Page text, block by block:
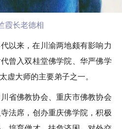
霞长老德相
以来，在川渝两地颇有影响力
曾入双桂堂佛学院、华严佛学
虚大师的主要弟子之一。
省佛教协会、重庆市佛教协会
法席，创办重庆佛学院，积极